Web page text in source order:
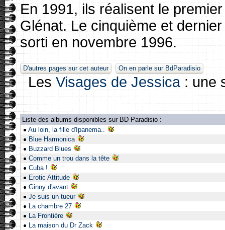
En 1991, ils réalisent le
Glénat. Le cinquième et
sorti en novembre 1996.
D'autres pages sur cet auteur On en parle sur BdParadisio
Les Visages de Jessica: une
Liste des albums disponibles sur BD Paradisio :
Au loin, la fille d'Ipanema..
Blue Harmonica
Buzzard Blues
Comme un trou dans la tête
Cuba !
Erotic Attitude
Ginny d'avant
Je suis un tueur
La chambre 27
La Frontière
La maison du Dr Zack